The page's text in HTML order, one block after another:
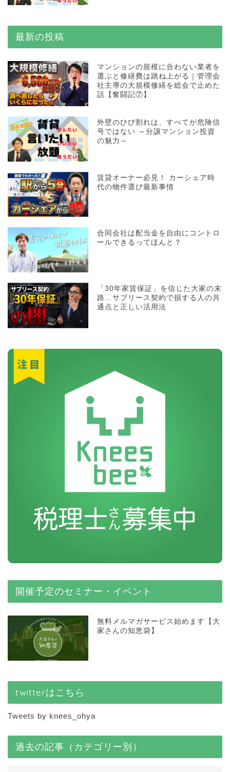
最新の投稿
マンションの規模に合わない業者を
選ぶと修繕費は跳ね上がる｜管理会
社主導の大規模修繕を総会で止めた
話【奮闘記⑦】
外壁のひび割れは、すべてが危険信
号ではない ～分譲マンション投資
の魅力～
賃貸オーナー必見！ カーシェア時
代の物件選び最新事情
合同会社は配当金を自由にコントロ
ールできるってほんと？
「30年家賃保証」を信じた大家の末
路…サブリース契約で損する人の共
通点と正しい活用法
開催予定のセミナー・イベント
無料メルマガサービス始めます【大
家さんの知恵袋】
twitterはこちら
Tweets by knees_ohya
過去の記事（カテゴリー別）